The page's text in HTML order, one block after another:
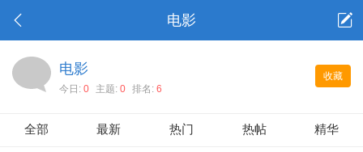
电影
收藏
电影
今日: 0 主题: 0 排名: 6
全部 最新 热门 热帖 精华